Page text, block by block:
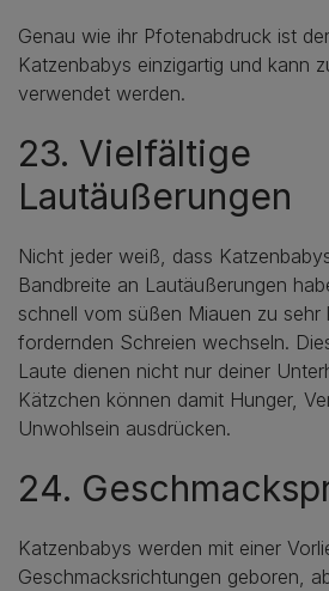
Genau wie ihr Pfotenabdruck ist
Katzenbabys einzigartig und kann
verwendet werden.
23. Vielfältige
Lautäußerungen
Nicht jeder weiß, dass
Bandbreite an Lautäußerungen
schnell vom süßen Miauen zu sehr
fordernden Schreien wechseln.
Laute dienen nicht nur deiner
Kätzchen können damit Hunger,
Unwohlsein ausdrücken.
24.
Katzenbabys werden mit einer
Geschmacksrichtungen geboren,